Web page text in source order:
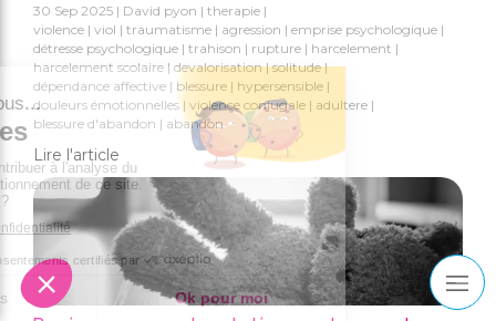
30 Sep 2025 David pyon
therapie
violence viol traumatisme agression
emprise psychologique
détresse psychologique trahison rupture
harcelement
harcelement scolaire devalorisation solitude
dépendance affective
blessure
hypersensible
douleurs émotionnelles violence conjugale
adultere
blessure d'abandon
abandon
Lire l'article